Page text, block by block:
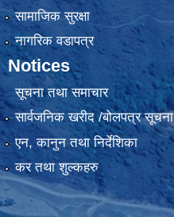
सामाजिक सुरक्षा
नागरिक वडापत्र
Notices
सूचना तथा समाचार
सार्वजनिक खरीद /बोलपत्र सूचना
एन, कानुन तथा निर्देशिका
कर तथा शुल्कहरु